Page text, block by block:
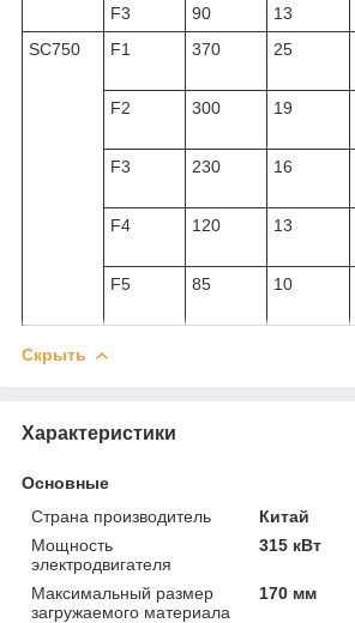
F3 90 13
SC750
F1 370 25
F2
300 19
F3
230 16
F4
120 13
F5
85 10
Скрыть
Характеристики
Основные
Страна производитель
Китай
Мощность
электродвигателя
315 кВт
Максимальный размер
загружаемого материала
170 мм